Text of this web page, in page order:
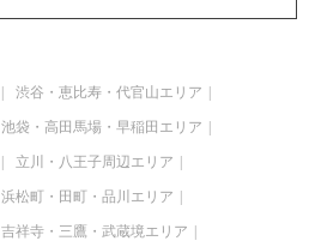
渋谷・恵比寿・代官山エリア
池袋・高田馬場・早稲田エリア
立川・八王子周辺エリア
浜松町・田町・品川エリア
吉祥寺・三鷹・武蔵境エリア